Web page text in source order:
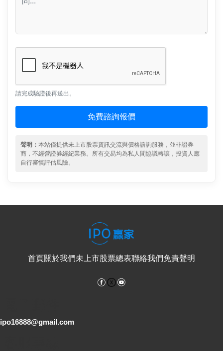
請完成驗證後再送出。
免費諮詢報價
聲明： 本站僅提供未上市股票資訊交流與價格諮詢服務，並非證券
商，不經營證券經紀業務。所有交易均為私人間協議轉讓，投資人應
自行審慎評估風險。
首頁關於我們未上市股票總表聯絡我們免責聲明
Facebook
ipo16888@gmail.com